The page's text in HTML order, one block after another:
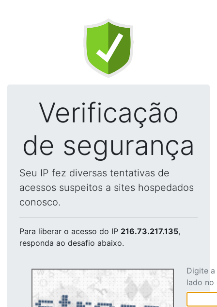
Verificação
de segurança
Seu IP fez diversas tentativas de
acessos suspeitos a sites hospedados
conosco.
Para liberar o acesso do IP 216.73.217.135,
responda ao desafio abaixo.
Digite
lado no